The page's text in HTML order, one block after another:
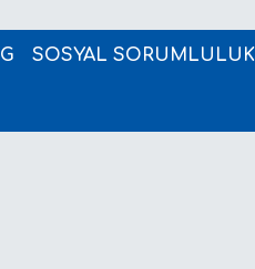
SOSYAL SORUMLULUK